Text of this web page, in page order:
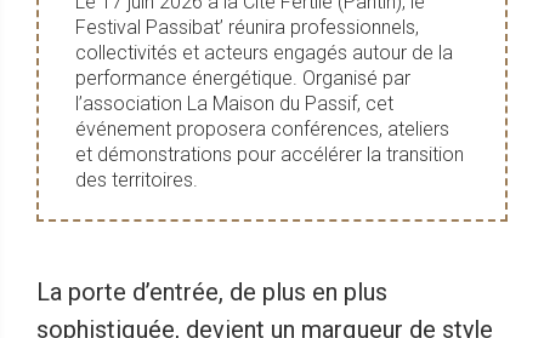
Festival Passibat’ réunira professionnels,
collectivités et acteurs engagés autour de la
performance énergétique. Organisé par
l’association La Maison du Passif, cet
événement proposera conférences, ateliers
et démonstrations pour accélérer la transition
des territoires.
La porte d’entrée, de plus en plus
sophistiquée, devient un marqueur de style